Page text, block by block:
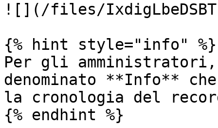
![](/files/
{% hint style="info" %}
Per gli
denominato **Info**
la cronologia del
{% endhint %}